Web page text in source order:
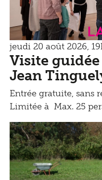
jeudi 20 août 2026,
Visite
Jean
Entrée gratuite, sans
Limitée à Max. 25